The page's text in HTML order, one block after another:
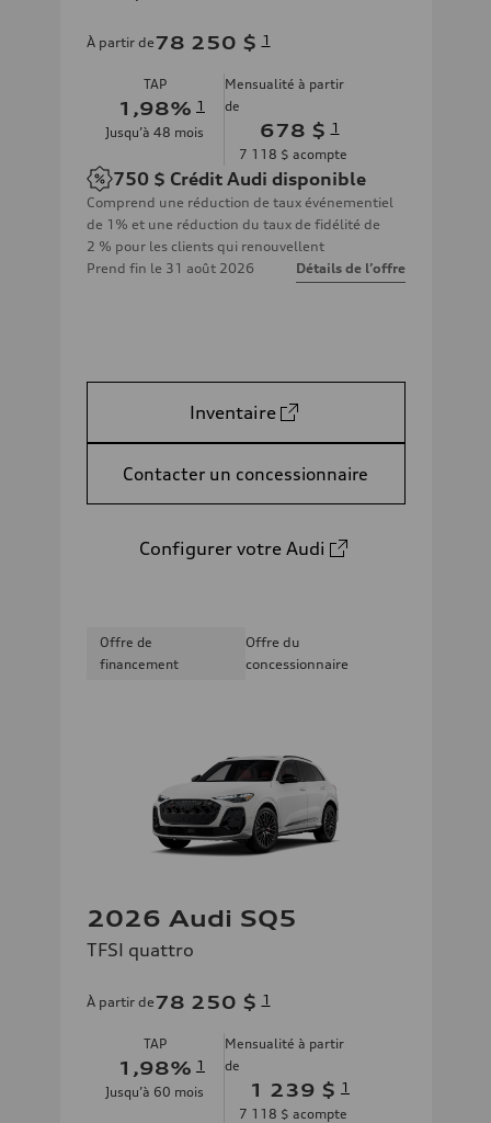
À partir de78 250 $ 1
TAP
1,98% 1
Jusqu’à 48 mois
Mensualité à partir
de
678 $ 1
7 118 $ acompte
750 $ Crédit Audi disponible
Comprend une réduction de taux événementiel
de 1% et une réduction du taux de fidélité de
2 % pour les clients qui renouvellent
Prend fin le 31 août 2026 Détails de l’offre
Inventaire
Contacter un concessionnaire
Configurer votre Audi
Offre de
financement
Offre du
concessionnaire
2026 Audi SQ5
TFSI quattro
À partir de78 250 $ 1
TAP
1,98% 1
Jusqu’à 60 mois
Mensualité à partir
de
1 239 $ 1
7 118 $ acompte